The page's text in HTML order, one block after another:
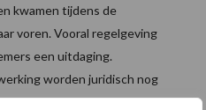
kwamen tijdens de
voren. Vooral regelgeving
een uitdaging.
worden juridisch nog
is volledige vervanging